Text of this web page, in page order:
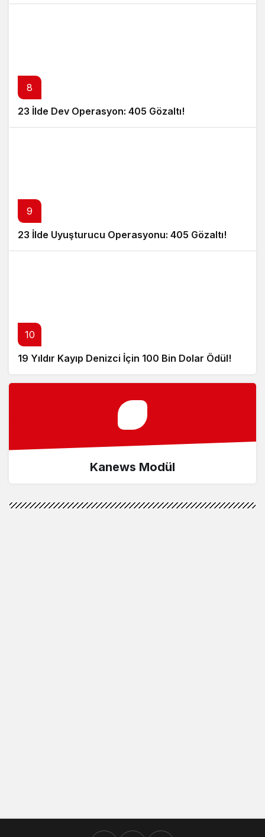
8
23 İlde Dev Operasyon: 405 Gözaltı!
9
23 İlde Uyuşturucu Operasyonu: 405 Gözaltı!
10
19 Yıldır Kayıp Denizci İçin 100 Bin Dolar Ödül!
Kanews Modül